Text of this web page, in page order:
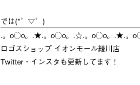
では(*゜▽゜)
.。o○o。.★.。o○o。.☆.。o○o。.★.。
ロゴスショップ イオンモール綾川店
Twitter・インスタも更新してます！